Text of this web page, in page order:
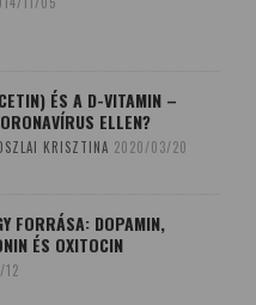
ÉS A D-VITAMIN –
ELLEN?
KRISZTINA 2020/03/20
FORRÁSA: DOPAMIN,
ÉS OXITOCIN
12